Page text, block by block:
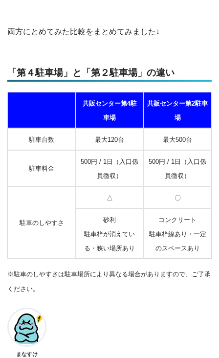
両方にとめてみた比較をまとめてみました↓
「第４駐車場」と「第２駐車場」の違い
共販センター第4駐
車場
共販センター第2駐車
場
駐車台数 最大120台 最大500台
駐車料金
500円 / 1日（入口係
員徴収）
500円 / 1日（入口係
員徴収）
駐車のしやすさ
△ 〇
砂利
駐車枠が消えてい
る・狭い場所あり
コンクリート
駐車枠線あり・一定
のスペースあり
※駐車のしやすさは駐車場所により異なる場合がありますので、ご了承
ください。
まなすけ